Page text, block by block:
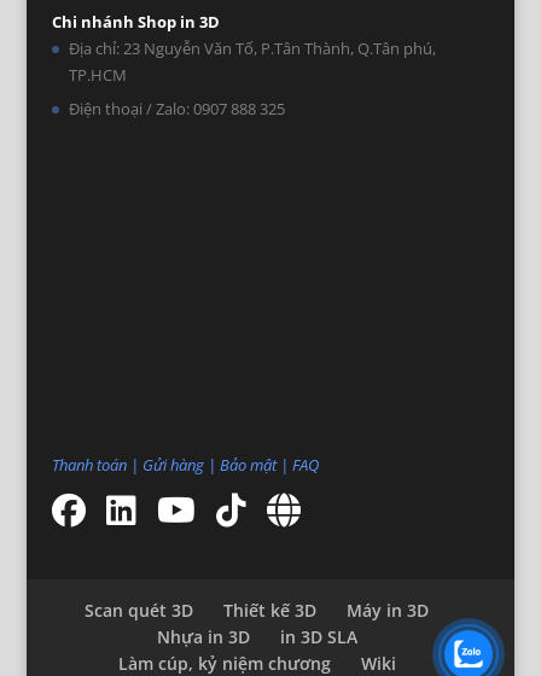
Chi nhánh Shop in 3D
Địa chỉ: 23 Nguyễn Văn Tố, P.Tân Thành, Q.Tân phú,
TP.HCM
Điện thoại / Zalo: 0907 888 325
Thanh toán| Gửi hàng| Bảo mật| FAQ
Scan quét 3D Thiết kế 3D
Máy in 3D
Nhựa in 3D
in 3D SLA
Làm cúp, kỷ niệm chương
Wiki